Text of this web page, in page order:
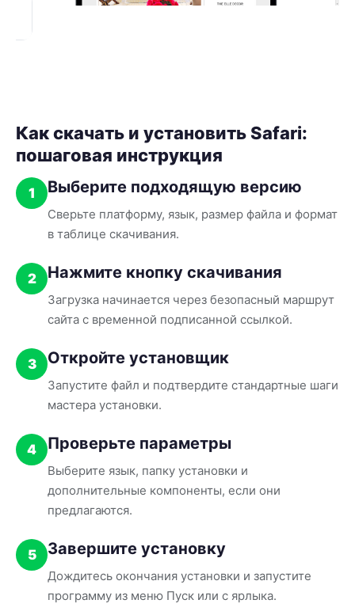
Как скачать и установить Safari:
пошаговая инструкция
1 Выберите подходящую версию
Сверьте платформу, язык, размер файла и формат
в таблице скачивания.
2 Нажмите кнопку скачивания
Загрузка начинается через безопасный маршрут
сайта с временной подписанной ссылкой.
3 Откройте установщик
Запустите файл и подтвердите стандартные шаги
мастера установки.
4 Проверьте параметры
Выберите язык, папку установки и
дополнительные компоненты, если они
предлагаются.
5 Завершите установку
Дождитесь окончания установки и запустите
программу из меню Пуск или с ярлыка.